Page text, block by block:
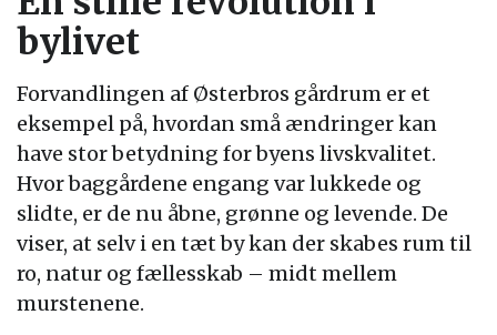
bylivet
Forvandlingen af Østerbros gårdrum er et
eksempel på, hvordan små ændringer kan
have stor betydning for byens livskvalitet.
Hvor baggårdene engang var lukkede og
slidte, er de nu åbne, grønne og levende. De
viser, at selv i en tæt by kan der skabes rum til
ro, natur og fællesskab – midt mellem
murstenene.